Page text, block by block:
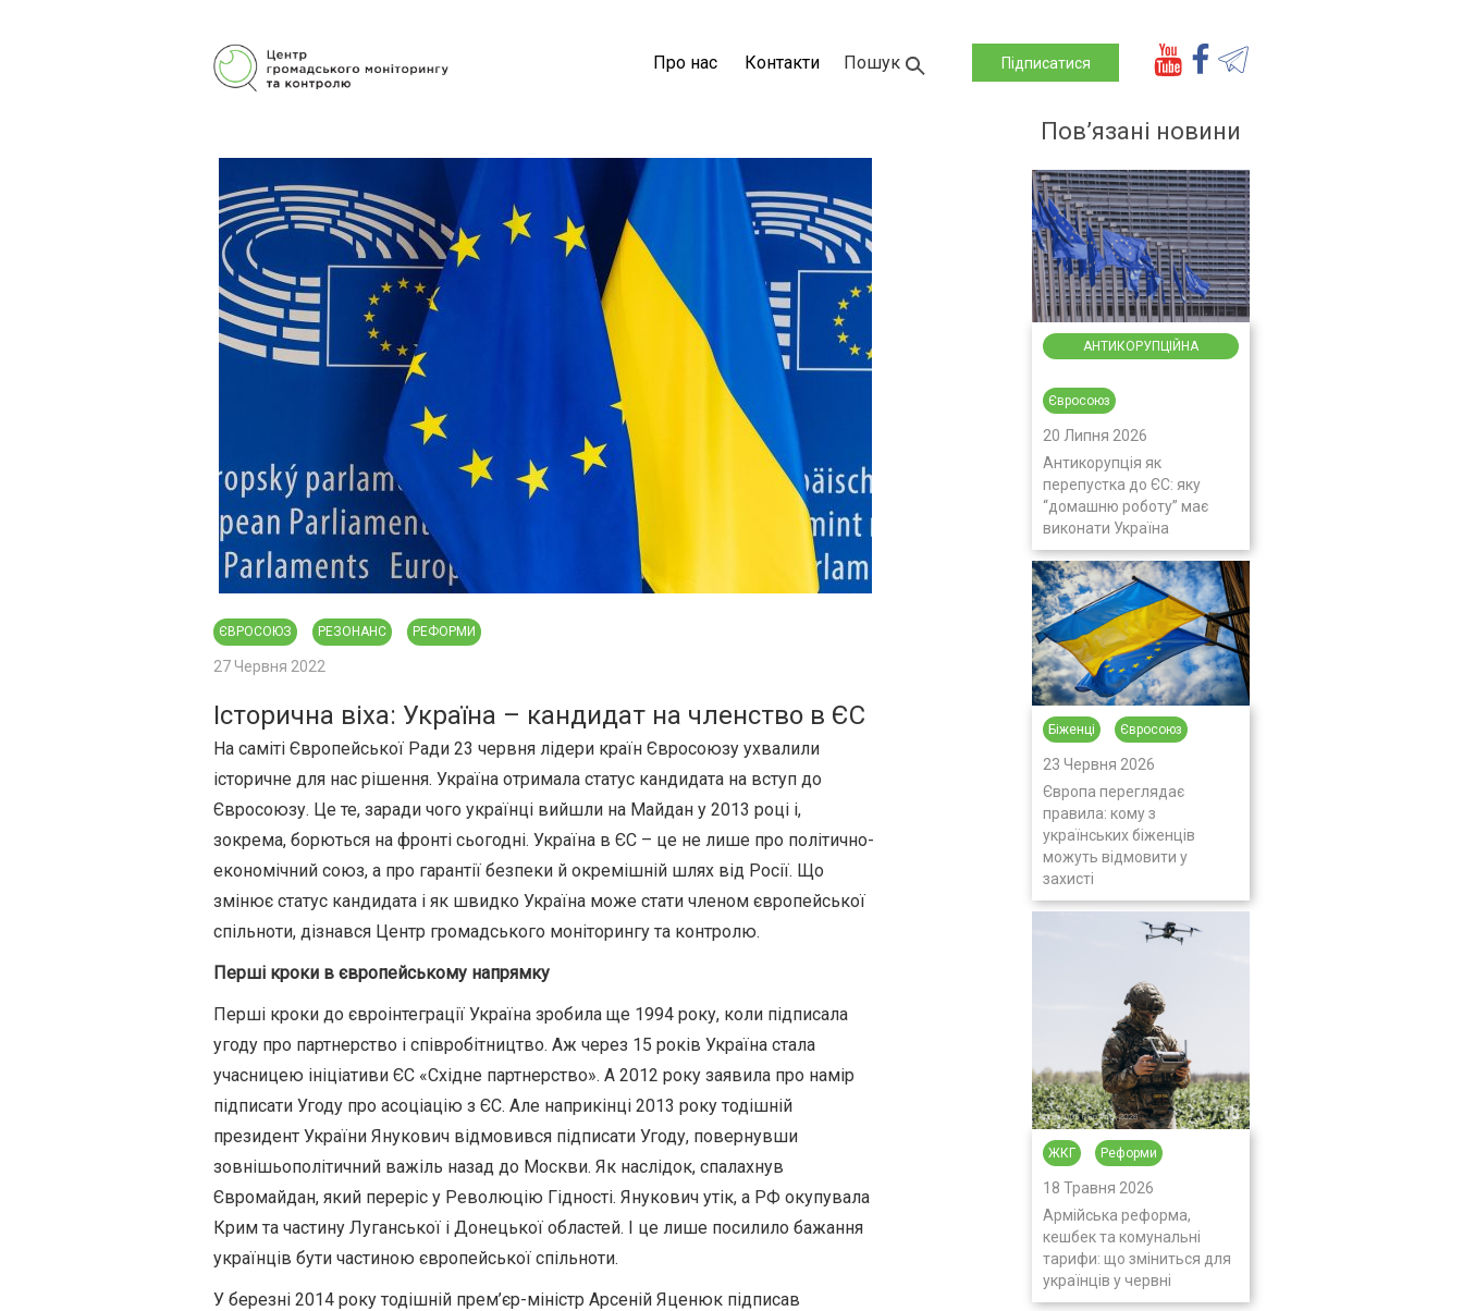
Про нас Контакти Пошук Підписатися
ЄВРОСОЮЗ РЕЗОНАНС РЕФОРМИ
27 Червня 2022
Історична віха: Україна – кандидат на членство в ЄС
На саміті Європейської Ради 23 червня лідери країн Євросоюзу ухвалили
історичне для нас рішення. Україна отримала статус кандидата на вступ до
Євросоюзу. Це те, заради чого українці вийшли на Майдан у 2013 році і,
зокрема, борються на фронті сьогодні. Україна в ЄС – це не лише про політично-
економічний союз, а про гарантії безпеки й окремішній шлях від Росії. Що
змінює статус кандидата і як швидко Україна може стати членом європейської
спільноти, дізнався Центр громадського моніторингу та контролю.
Перші кроки в європейському напрямку
Перші кроки до євроінтеграції Україна зробила ще 1994 року, коли підписала
угоду про партнерство і співробітництво. Аж через 15 років Україна стала
учасницею ініціативи ЄС «Східне партнерство». А 2012 року заявила про намір
підписати Угоду про асоціацію з ЄС. Але наприкінці 2013 року тодішній
президент України Янукович відмовився підписати Угоду, повернувши
зовнішьополітичний важіль назад до Москви. Як наслідок, спалахнув
Євромайдан, який переріс у Революцію Гідності. Янукович утік, а РФ окупувала
Крим та частину Луганської і Донецької областей. І це лише посилило бажання
українців бути частиною європейської спільноти.
У березні 2014 року тодішній прем’єр-міністр Арсеній Яценюк підписав
Пов’язані новини
АНТИКОРУПЦІЙНА
Євросоюз
20 Липня 2026
Антикорупція як
перепустка до ЄС: яку
“домашню роботу” має
виконати Україна
Біженці Євросоюз
23 Червня 2026
Європа переглядає
правила: кому з
українських біженців
можуть відмовити у
захисті
ЖКГ Реформи
18 Травня 2026
Армійська реформа,
кешбек та комунальні
тарифи: що зміниться для
українців у червні